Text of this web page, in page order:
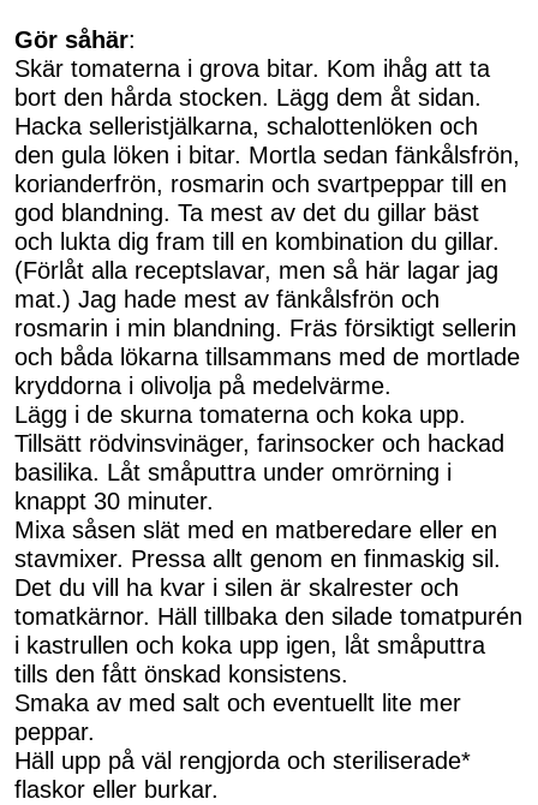
Gör såhär:
Skär tomaterna i grova bitar. Kom ihåg att ta
bort den hårda stocken. Lägg dem åt sidan.
Hacka selleristjälkarna, schalottenlöken och
den gula löken i bitar. Mortla sedan fänkålsfrön,
korianderfrön, rosmarin och svartpeppar till en
god blandning. Ta mest av det du gillar bäst
och lukta dig fram till en kombination du gillar.
(Förlåt alla receptslavar, men så här lagar jag
mat.) Jag hade mest av fänkålsfrön och
rosmarin i min blandning. Fräs försiktigt sellerin
och båda lökarna tillsammans med de mortlade
kryddorna i olivolja på medelvärme.
Lägg i de skurna tomaterna och koka upp.
Tillsätt rödvinsvinäger, farinsocker och hackad
basilika. Låt småputtra under omrörning i
knappt 30 minuter.
Mixa såsen slät med en matberedare eller en
stavmixer. Pressa allt genom en finmaskig sil.
Det du vill ha kvar i silen är skalrester och
tomatkärnor. Häll tillbaka den silade tomatpurén
i kastrullen och koka upp igen, låt småputtra
tills den fått önskad konsistens.
Smaka av med salt och eventuellt lite mer
peppar.
Häll upp på väl rengjorda och steriliserade*
flaskor eller burkar.